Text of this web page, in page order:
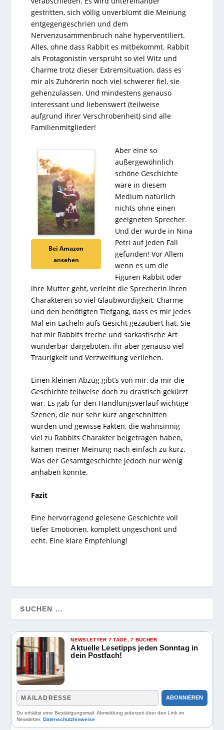
gestritten, sich völlig unverblümt die Meinung
entgegengeschrien und dem
Nervenzusammenbruch nahe hyperventiliert.
Alles, ohne dass Rabbit es mitbekommt. Rabbit
als Protagonistin versprüht so viel Witz und
Charme trotz dieser Extremsituation, dass es
mir als Zuhörerin noch viel schwerer fiel, sie
gehenzulassen. Und mindestens genauso
interessant und liebenswert (teilweise
aufgrund ihrer Verschrobenheit) sind alle
Familienmitglieder!
Bei Amazon
ansehen
Aber eine so
außergewöhnlich
schöne Geschichte
wäre in diesem
Medium natürlich
nichts ohne einen
geeigneten Sprecher.
Und der wurde in Nina
Petri auf jeden Fall
gefunden! Vor Allem
wenn es um die
Figuren Rabbit oder
ihre Mutter geht, verleiht die Sprecherin ihren
Charakteren so viel Glaubwürdigkeit, Charme
und den benötigten Tiefgang, dass es mir jedes
Mal ein Lächeln aufs Gesicht gezaubert hat. Sie
hat mir Rabbits freche und sarkastische Art
wunderbar dargeboten, ihr aber genauso viel
Traurigkeit und Verzweiflung verliehen.
Einen kleinen Abzug gibt’s von mir, da mir die
Geschichte teilweise doch zu drastisch gekürzt
war. Es gab für den Handlungsverlauf wichtige
Szenen, die nur sehr kurz angeschnitten
wurden und gewisse Fakten, die wahnsinnig
viel zu Rabbits Charakter beigetragen haben,
kamen meiner Meinung nach einfach zu kurz.
Was der Gesamtgeschichte jedoch nur wenig
anhaben konnte.
Fazit
Eine hervorragend gelesene Geschichte voll
tiefer Emotionen, komplett ungeschönt und
echt. Eine klare Empfehlung!
NEWSLETTER 7 TAGE, 7 BÜCHER
Aktuelle Lesetipps jeden Sonntag in
dein Postfach!
ABONNIEREN
Du erhältst eine Bestätigungsmail. Abmeldung jederzeit über den Link im
Newsletter.Datenschutzhinweise